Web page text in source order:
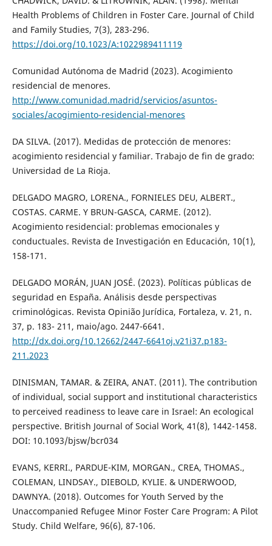
Health Problems of Children in Foster Care. Journal of Child
and Family Studies, 7(3), 283-296.
https://doi.org/10.1023/A:1022989411119
Comunidad Autónoma de Madrid (2023). Acogimiento
residencial de menores.
http://www.comunidad.madrid/servicios/asuntos-
sociales/acogimiento-residencial-menores
DA SILVA. (2017). Medidas de protección de menores:
acogimiento residencial y familiar. Trabajo de fin de grado:
Universidad de La Rioja.
DELGADO MAGRO, LORENA., FORNIELES DEU, ALBERT.,
COSTAS. CARME. Y BRUN-GASCA, CARME. (2012).
Acogimiento residencial: problemas emocionales y
conductuales. Revista de Investigación en Educación, 10(1),
158-171.
DELGADO MORÁN, JUAN JOSÉ. (2023). Políticas públicas de
seguridad en España. Análisis desde perspectivas
criminológicas. Revista Opinião Jurídica, Fortaleza, v. 21, n.
37, p. 183- 211, maio/ago. 2447-6641.
http://dx.doi.org/10.12662/2447-6641oj.v21i37.p183-
211.2023
DINISMAN, TAMAR. & ZEIRA, ANAT. (2011). The contribution
of individual, social support and institutional characteristics
to perceived readiness to leave care in Israel: An ecological
perspective. British Journal of Social Work, 41(8), 1442-1458.
DOI: 10.1093/bjsw/bcr034
EVANS, KERRI., PARDUE-KIM, MORGAN., CREA, THOMAS.,
COLEMAN, LINDSAY., DIEBOLD, KYLIE. & UNDERWOOD,
DAWNYA. (2018). Outcomes for Youth Served by the
Unaccompanied Refugee Minor Foster Care Program: A Pilot
Study. Child Welfare, 96(6), 87-106.